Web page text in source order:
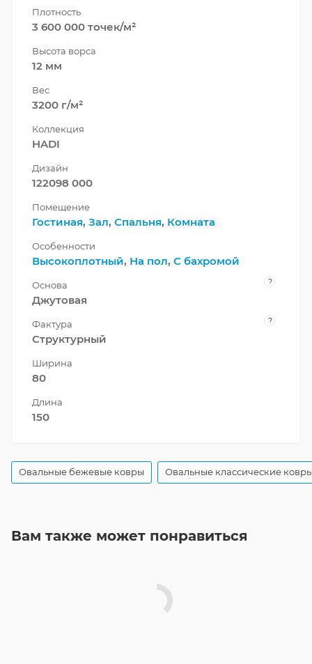
Плотность
3 600 000 точек/м²
Высота ворса
12 мм
Вес
3200 г/м²
Коллекция
HADI
Дизайн
122098 000
Помещение
Гостиная, Зал, Спальня, Комната
Особенности
Высокоплотный, На пол, С бахромой
Основа ?
Джутовая
Фактура ?
Структурный
Ширина
80
Длина
150
Овальные бежевые ковры Овальные классические
Вам также может понравиться